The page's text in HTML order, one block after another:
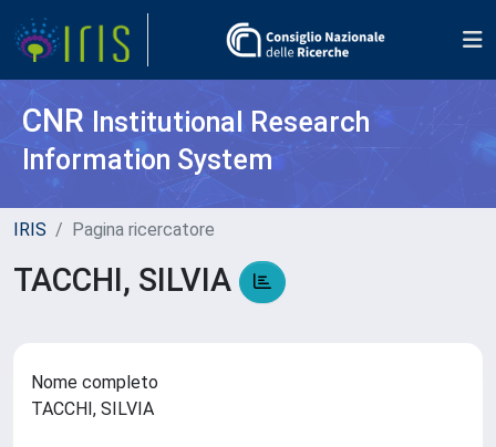
CNR Institutional Research
Information System
IRIS Pagina ricercatore
TACCHI, SILVIA
Nome completo
TACCHI, SILVIA